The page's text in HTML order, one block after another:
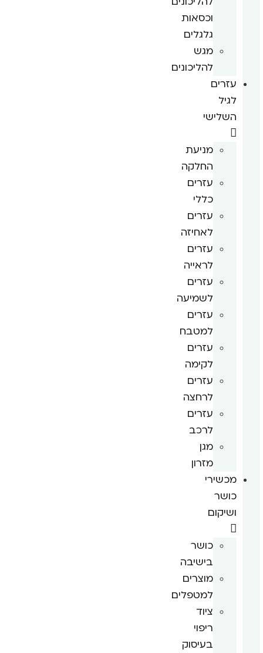
וכסאות
גלגלים
מגש
להליכונים
עזרים
לגיל
השלישי
מניעת
החלקה
עזרים
כללי
עזרים
לאחיזה
עזרים
לראייה
עזרים
לשמיעה
עזרים
למטבח
עזרים
לקימה
עזרים
לרחצה
עזרים
לרכב
מגן
מזרון
מכשירי
כושר
ושיקום
כושר
בישיבה
מוצרים
למטפלים
ציוד
ריפוי
בעיסוק